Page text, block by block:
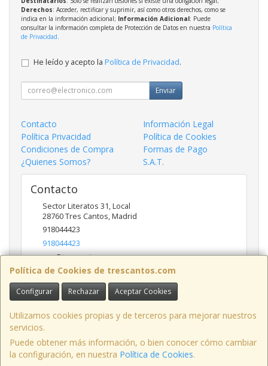
Política de Cookies de trescantos.com
Configurar Rechazar Aceptar Cookies
Utilizamos cookies propias y de terceros para mejorar nuestros
servicios.
Puede obtener más información, o bien conocer cómo cambiar
la configuración, en nuestra Política de Cookies.
Derechos: Acceder, rectificar y suprimir, así como otros derechos, como se
indica en la información adicional; Información Adicional: Puede
consultar la información completa de Protección de Datos en nuestra Política
de Privacidad
He leído y acepto la Política de Privacidad.
Enviar
Contacto
Información Legal
Política Privacidad
Política de Cookies
Condiciones de Compra
Formas de Pago
¿Quienes Somos?
S.A.T.
Contacto
Sector Literatos 31, Local
28760Tres Cantos,Madrid
918044423
918044423
ncs@trescantos.com
Horario
Lunes a Viernes 9:30 a 14:00 - 15:30 a 19:00
, , , , España. - C.I.F.: B81702417 - Tfno: